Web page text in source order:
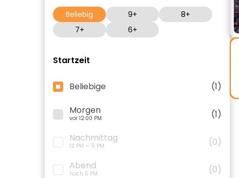
Beliebig 9+
8+
7+
6+
Startzeit
Beliebige
(1)
Morgen
vor 12:00 PM
(1)
Nachmittag
12 PM — 5 PM
(0)
Abend
nach 5 PM (0)